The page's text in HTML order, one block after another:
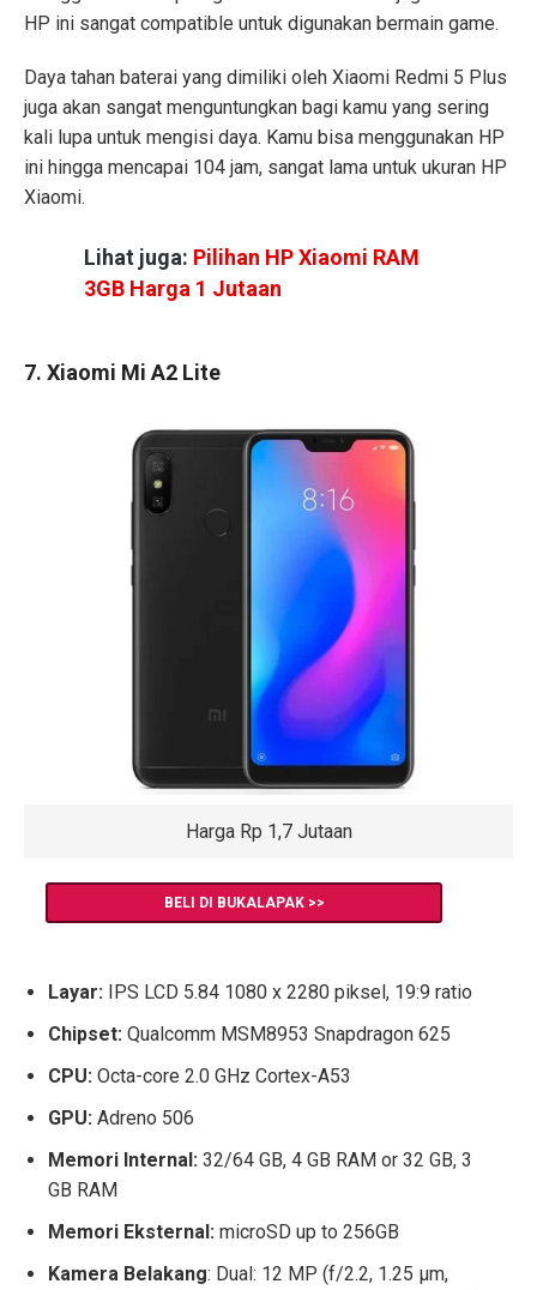
HP ini sangat compatible untuk digunakan bermain game.
Daya tahan baterai yang dimiliki oleh Xiaomi Redmi 5 Plus
juga akan sangat menguntungkan bagi kamu yang sering
kali lupa untuk mengisi daya. Kamu bisa menggunakan HP
ini hingga mencapai 104 jam, sangat lama untuk ukuran HP
Xiaomi.
Lihat juga: Pilihan HP Xiaomi RAM
3GB Harga 1 Jutaan
7. Xiaomi Mi A2 Lite
Harga Rp 1,7 Jutaan
BELI DI BUKALAPAK >>
Layar: IPS LCD 5.84 1080 x 2280 piksel, 19:9 ratio
Chipset: Qualcomm MSM8953 Snapdragon 625
CPU: Octa-core 2.0 GHz Cortex-A53
GPU: Adreno 506
Memori Internal: 32/64 GB, 4 GB RAM or 32 GB, 3
GB RAM
Memori Eksternal: microSD up to 256GB
Kamera Belakang: Dual: 12 MP (f/2.2, 1.25 μm,